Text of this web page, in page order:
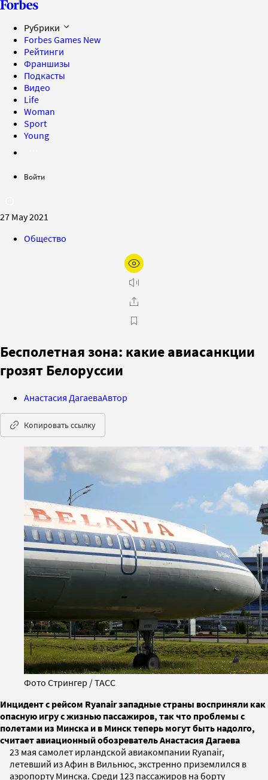
Рубрики
Forbes Games New
Рейтинги
Франшизы
Подкасты
Видео
Life
Woman
Sport
Young
Войти
27 May 2021
Общество
Бесполетная зона: какие авиасанкции
грозят Белоруссии
Анастасия ДагаеваАвтор
Копировать ссылку
Фото Стрингер / ТАСС
Инцидент с рейсом Ryanair западные страны восприняли как
опасную игру с жизнью пассажиров, так что проблемы с
полетами из Минска и в Минск теперь могут быть надолго,
считает авиационный обозреватель Анастасия Дагаева
23 мая самолет ирландской авиакомпании Ryanair,
летевший из Афин в Вильнюс, экстренно приземлился в
аэропорту Минска. Среди 123 пассажиров на борту